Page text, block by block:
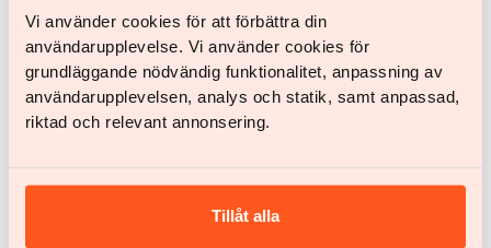
Vi använder cookies för att förbättra din
användarupplevelse. Vi använder cookies för
grundläggande nödvändig funktionalitet, anpassning av
användarupplevelsen, analys och statik, samt anpassad,
riktad och relevant annonsering.
Tillåt alla
Chat
Start chat